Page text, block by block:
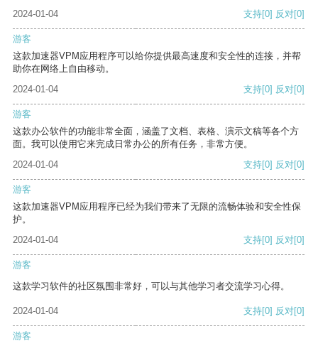
2024-01-04
支持[0] 反对[0]
游客
这款加速器VPM应用程序可以给你提供最高速度和安全性的连接，并帮
助你在网络上自由移动。
2024-01-04
支持[0] 反对[0]
游客
这款办公软件的功能非常全面，涵盖了文档、表格、演示文稿等各个方
面。我可以使用它来完成日常办公的所有任务，非常方便。
2024-01-04
支持[0] 反对[0]
游客
这款加速器VPM应用程序已经为我们带来了无限的流畅体验和安全性保
护。
2024-01-04
支持[0] 反对[0]
游客
这款学习软件的社区氛围非常好，可以与其他学习者交流学习心得。
2024-01-04 支持[0] 反对[0]
游客